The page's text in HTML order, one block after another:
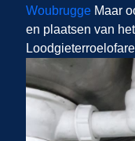
WoubruggeMaar
en plaatsen van